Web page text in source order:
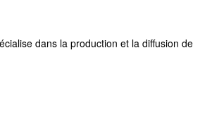
dans la production et la diffusion de
Hockey30.com, nous écrivons,
les projets médiatiques de A à Z.